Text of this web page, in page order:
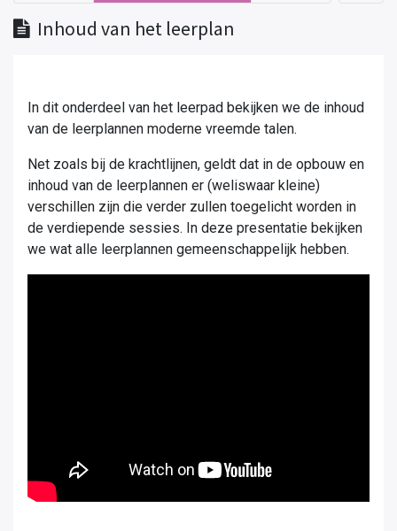
Inhoud van het leerplan
In dit onderdeel van het leerpad bekijken we de inhoud
van de leerplannen moderne vreemde talen.
Net zoals bij de krachtlijnen, geldt dat in de opbouw en
inhoud van de leerplannen er (weliswaar kleine)
verschillen zijn die verder zullen toegelicht worden in
de verdiepende sessies. In deze presentatie bekijken
we wat alle leerplannen gemeenschappelijk hebben.